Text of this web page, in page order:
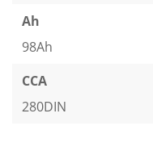
Ah
98Ah
CCA
280DIN